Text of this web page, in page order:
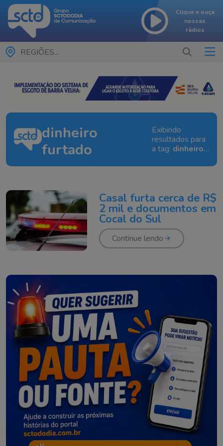
Clique e ouça
nossas
rádios
REGIÕES...
dinheiro
furtado
Exibindo
resultados para
a tag: dinheiro
Casal furta cerca de R$
2 mil e documentos em
Cocal do Sul
Continue lendo